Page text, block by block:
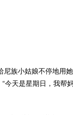
族小姑娘不停地用她
今天是星期日，我帮